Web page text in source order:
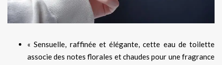
« Sensuelle, raffinée et élégante, cette eau de toilette
associe des notes florales et chaudes pour une fragrance